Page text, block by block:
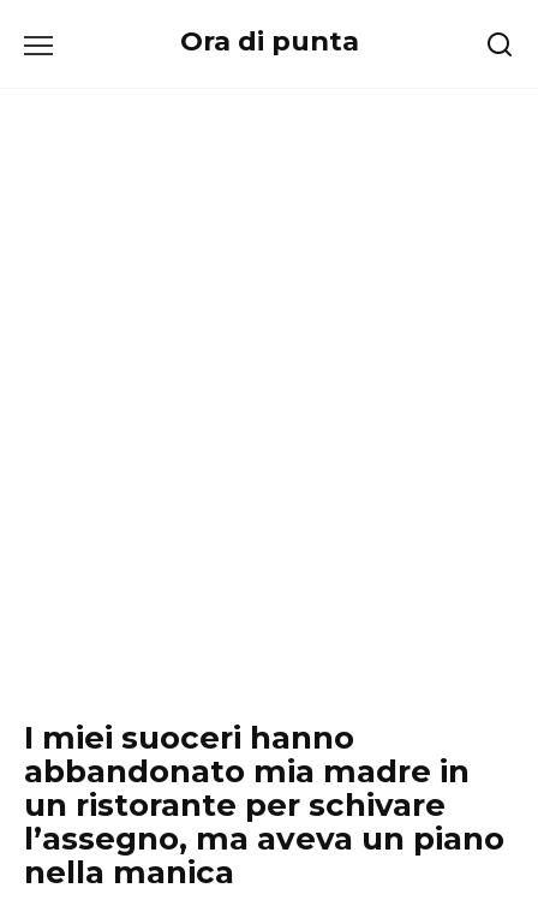
Ora di punta
I miei suoceri hanno
abbandonato mia madre in
un ristorante per schivare
l’assegno, ma aveva un piano
nella manica